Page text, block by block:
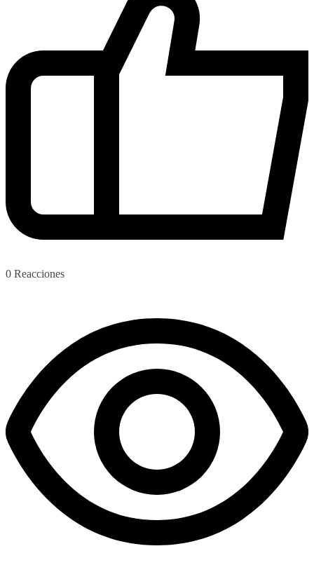
0 Reacciones